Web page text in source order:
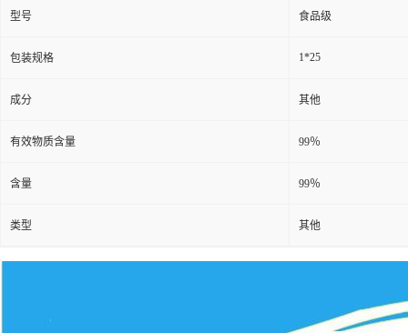
型号 食品级
包装规格 1*25
成分 其他
有效物质含量 99％
含量 99％
类型 其他